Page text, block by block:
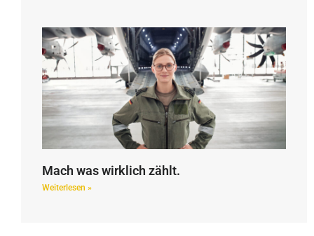
Mach was wirklich zählt.
Weiterlesen »